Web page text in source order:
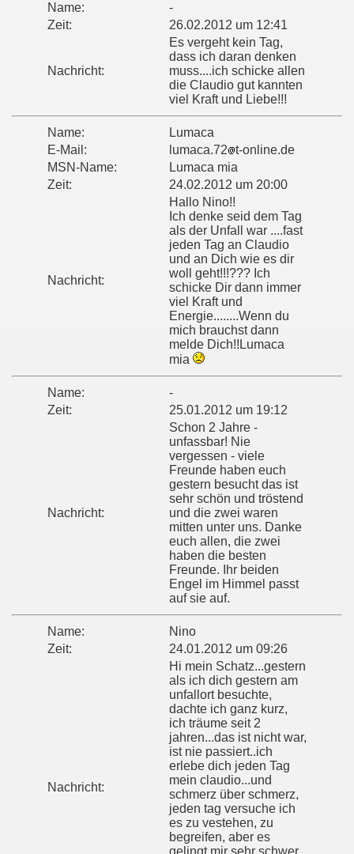
Name:
-
Zeit:
26.02.2012 um 12:41
Nachricht:
Es vergeht kein Tag,
dass ich daran denken
muss....ich schicke allen
die Claudio gut kannten
viel Kraft und Liebe!!!
Name:
Lumaca
E-Mail:
lumaca.72
t-online.de
MSN-Name:
Lumaca mia
Zeit:
24.02.2012 um 20:00
Nachricht:
Hallo Nino!!
Ich denke seid dem Tag
als der Unfall war ....fast
jeden Tag an Claudio
und an Dich wie es dir
woll geht!!!??? Ich
schicke Dir dann immer
viel Kraft und
Energie........Wenn du
mich brauchst dann
melde Dich!!Lumaca
mia
Name:
-
Zeit:
25.01.2012 um 19:12
Nachricht:
Schon 2 Jahre -
unfassbar! Nie
vergessen - viele
Freunde haben euch
gestern besucht das ist
sehr schön und tröstend
und die zwei waren
mitten unter uns. Danke
euch allen, die zwei
haben die besten
Freunde. Ihr beiden
Engel im Himmel passt
auf sie auf.
Name:
Nino
Zeit:
24.01.2012 um 09:26
Nachricht:
Hi mein Schatz...gestern
als ich dich gestern am
unfallort besuchte,
dachte ich ganz kurz,
ich träume seit 2
jahren...das ist nicht war,
ist nie passiert..ich
erlebe dich jeden Tag
mein claudio...und
schmerz über schmerz,
jeden tag versuche ich
es zu vestehen, zu
begreifen, aber es